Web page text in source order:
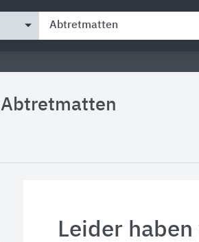
Abtretmatten
Leider